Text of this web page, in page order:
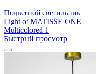
Подвесной светильник
Light of MATISSE ONE
Multicolored 1
Быстрый просмотр